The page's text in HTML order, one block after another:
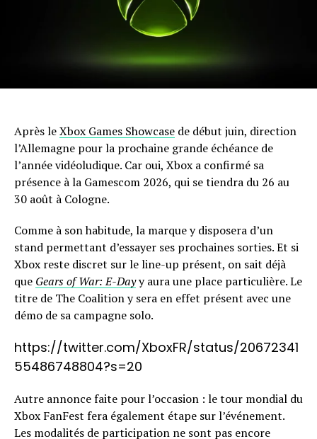
Après leXbox Games Showcase de début juin, direction
l’Allemagne pour la prochaine grande échéance de
l’année vidéoludique. Car oui, Xbox a confirmé sa
présence à la Gamescom 2026, qui se tiendra du 26 au
30 août à Cologne.
Comme à son habitude, la marque y disposera d’un
stand permettant d’essayer ses prochaines sorties. Et si
Xbox reste discret sur le line-up présent, on sait déjà
que Gears of War: E-Dayy aura une place particulière. Le
titre de The Coalition y sera en effet présent avec une
démo de sa campagne solo.
https://twitter.com/XboxFR/status/20672341
55486748804?s=20
Autre annonce faite pour l’occasion : le tour mondial du
Xbox FanFest fera également étape sur l’événement.
Les modalités de participation ne sont pas encore